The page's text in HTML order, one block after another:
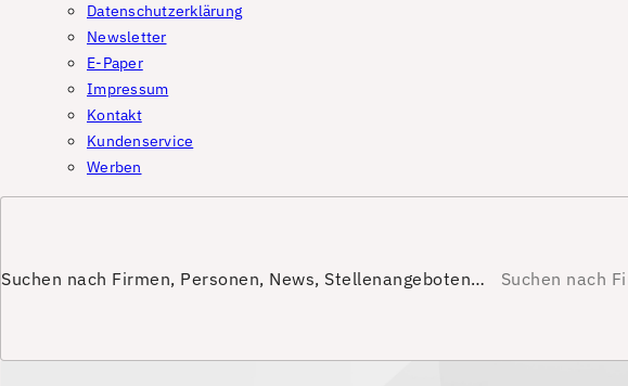
Datenschutzerklärung
Newsletter
E-Paper
Impressum
Kontakt
Kundenservice
Werben
Suchen nach Firmen, Personen, News, Stellenangeboten…